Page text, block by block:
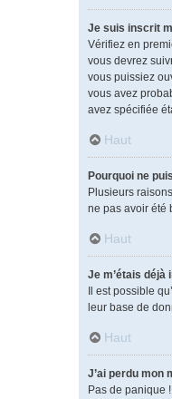
Je suis inscrit
Vérifiez en
vous devrez
vous puissiez
vous avez
avez spécifiée
Haut
Pourquoi ne
Plusieurs
ne pas avoir été
Haut
Je m’étais
Il est possible
leur base de
Haut
J’ai perdu mon
Pas de panique